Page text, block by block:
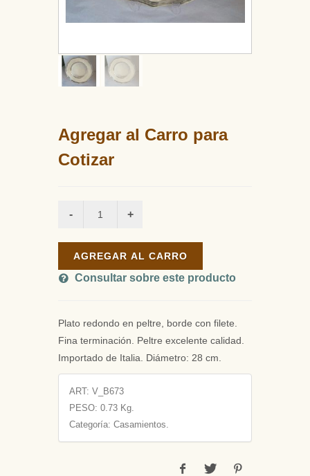
Agregar al Carro para
Cotizar
AGREGAR AL CARRO
Consultar sobre este producto
Plato redondo en peltre, borde con filete.
Fina terminación. Peltre excelente calidad.
Importado de Italia. Diámetro: 28 cm.
ART: V_B673
PESO: 0.73 Kg.
Categoría: Casamientos.